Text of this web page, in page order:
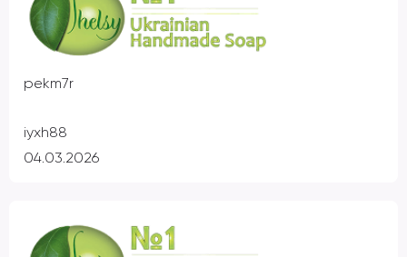
pekm7r
iyxh88
04.03.2026